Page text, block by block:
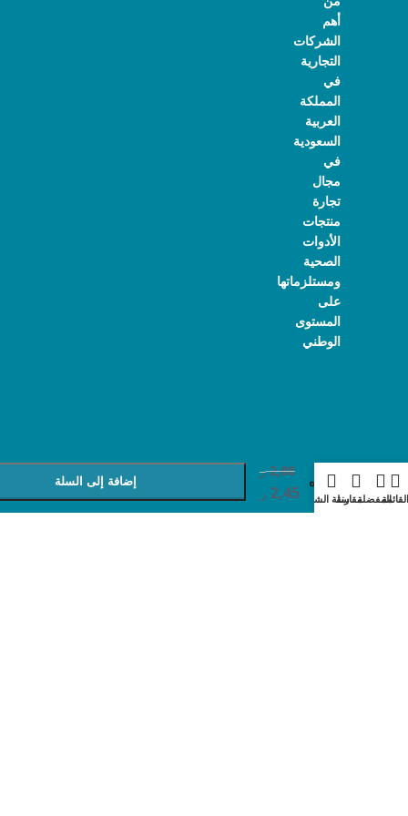
أهم
الشركات
التجارية
في
المملكة
العربية
السعودية
في
مجال
تجارة
منتجات
الأدوات
الصحية
ومستلزماتها
على
المستوى
الوطني
القائمةالمفضلةمقارنةسلة الشراء
تيفلون
50يارده
ماجور
2,88 ر
2,45 ر
إضافة إلى السلة